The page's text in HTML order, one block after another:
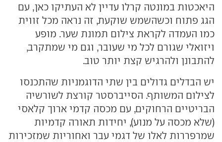
היאכטות במונטה קרלו עדיין לא העתיקו כאן, עם
הגג פתוח וכשהשמש שוקעת, זה נראה מכל זווית
כמו העמדה לקראת צילום תמונת שער. מופע
ויזואלי שגורם לכל מי שעובר, וגם מי שמתקרב,
להתבונן ולהרגיש קצת יותר טוב.
יש הבדלים גדולים בין שתי הדוגמניות שהתכנסו
לצילום המשותף. הסייברסטר קורצת לשורשיה
הבריטיים הרחוקים, עם מכסה קדמי ארוך קלאסי
(שלא מכסה על מנוע), יחידות תאורה קדמיות
שמרפררות לאלו של דגמי עבר ואחוריות שמזכירות